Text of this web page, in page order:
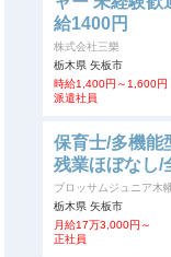
給1400円
株式会社三樂
栃木県 矢板市
時給1,400円～1,600円
派遣社員
保育士/多機能
残業ほぼなし/
ブロッサムジュニア木
栃木県 矢板市
月給17万3,000円～
正社員